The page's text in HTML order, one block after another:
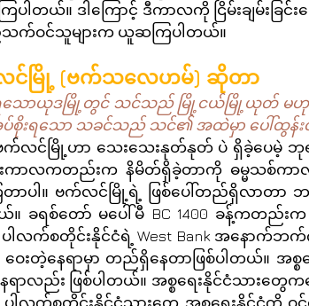
ပါတယ်။ ဒါကြောင့် ဒီကာလကို ငြိမ်းချမ်းခြင်
က်ဝင်သူများက ယူဆကြပါတယ်။
လင်မြို့ (ဗက်သလေဟမ်) ဆိုတာ
သောယုဒမြို့တွင် သင်သည် မြို့ငယ်မြို့ယုတ် မဟုတ်
းရသော သခင်သည် သင်၏ အထဲမှာ ပေါ်ထွန်းလ
လင်မြို့ဟာ သေးသေးနုတ်နုတ် ပဲ ရှိခဲ့ပေမဲ့ ဘုရာ
းကာလကတည်းက နိမိတ်ရှိခဲ့တာကို ဓမ္မသစ်က
ပါ။ ဗက်လင်မြို့ရဲ့ ဖြစ်ပေါ်တည်ရှိလာတာ
။ ခရစ်တော် မပေါ်မီ BC 1400 ခန့်ကတ
ါလက်စတိုင်းနိုင်ငံရဲ့ West Bank အနောက်ဘ
တဲ့နေရာမှာ တည်ရှိနေတာဖြစ်ပါတယ်။ အစ္စရေ
ည်း ဖြစ်ပါတယ်။ အစ္စရေးနိုင်ငံသားတွေက